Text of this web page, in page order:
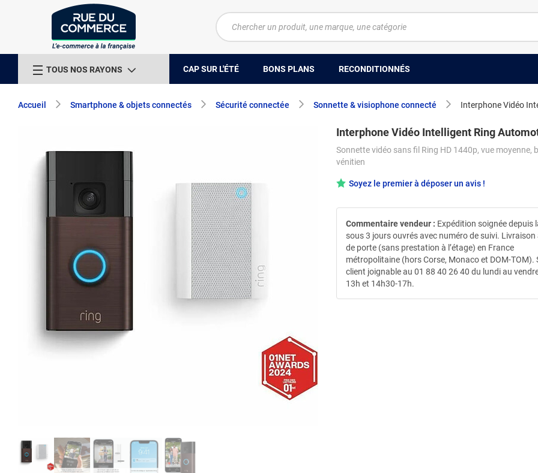
TOUS NOS RAYONS CAP SUR L'ÉTÉ BONS PLANS RECONDITIONNÉS
Accueil Smartphone & objets connectés Sécurité connectée Sonnette & visiophone connecté Interphone Vidéo
Interphone Vidéo Intelligent Ring
Sonnette vidéo sans fil Ring HD 1440p, vue moyenne,
vénitien
Soyez le premier à déposer un avis !
Commentaire vendeur : Expédition soignée depuis
sous 3 jours ouvrés avec numéro de suivi. Livraison
de porte (sans prestation à l’étage) en France
métropolitaine (hors Corse, Monaco et DOM-TOM).
client joignable au 01 88 40 26 40 du lundi au
13h et 14h30-17h.